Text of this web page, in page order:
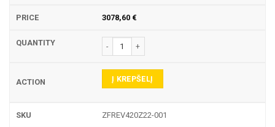
3078,60 €
produkto kiekis: ZFR EV 420 PRAMONINIS
Į KREPŠELĮ
ZFREV420Z22-001